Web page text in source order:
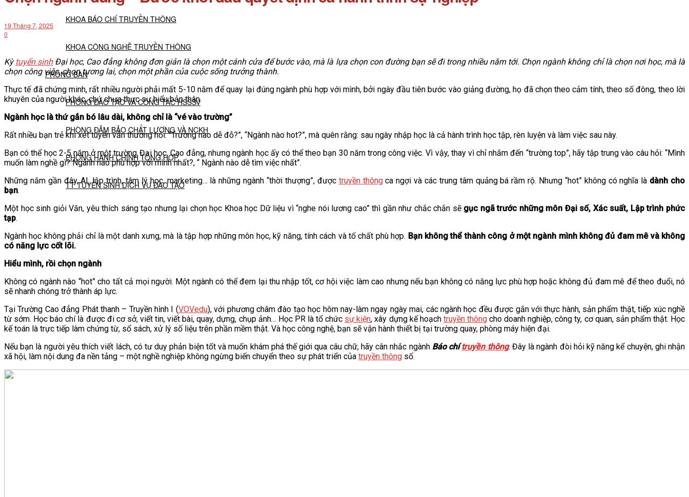
KHOA BÁO CHÍ TRUYỀN THÔNG
KHOA CÔNG NGHỆ TRUYỀN THÔNG
PHÒNG BAN
PHÒNG ĐÀO TẠO VÀ CÔNG TÁC HSSSV
PHÒNG ĐẢM BẢO CHẤT LƯỢNG VÀ NCKH
PHÒNG HÀNH CHÍNH TỔNG HỢP
TT TUYỂN SINH DỊCH VỤ ĐÀO TẠO
NGHIÊN CỨU KHOA HỌC
VĂN BẢN
THƯ VIỆN
19 Tháng 7, 2025
0
Kỳ tuyển sinhĐại học, Cao đẳng không đơn giản là chọn một cánh cửa để bước vào, mà là lựa chọn con đường bạn sẽ đi trong nhiều năm tới. Chọn ngành không chỉ là chọn nơi học, mà là
chọn công việc, chọn tương lai, chọn một phần của cuộc sống trưởng thành.
Thực tế đã chứng minh, rất nhiều người phải mất 5-10 năm để quay lại đúng ngành phù hợp với mình, bởi ngày đầu tiên bước vào giảng đường, họ đã chọn theo cảm tính, theo số đông, theo lời
khuyên của người khác, chứ chưa thực sự hiểu bản thân.
Ngành học là thứ gắn bó lâu dài, không chỉ là “vé vào trường”
Rất nhiều bạn trẻ khi xét tuyển vẫn thường hỏi: “Trường nào dễ đỗ?”, “Ngành nào hot?”, mà quên rằng: sau ngày nhập học là cả hành trình học tập, rèn luyện và làm việc sau này.
Bạn có thể học 2-5 năm ở một trường Đại học, Cao đẳng, nhưng ngành học ấy có thể theo bạn 30 năm trong công việc. Vì vậy, thay vì chỉ nhắm đến “trường top”, hãy tập trung vào câu hỏi: “Mình
muốn làm nghề gì? Ngành nào phù hợp với mình nhất?, “ Ngành nào dễ tìm việc nhất”.
Những năm gần đây, AI, lập trình, tâm lý học, marketing… là những ngành “thời thượng”, được truyền thôngca ngợi và các trung tâm quảng bá rầm rộ. Nhưng “hot” không có nghĩa là dành cho
bạn.
Một học sinh giỏi Văn, yêu thích sáng tạo nhưng lại chọn học Khoa học Dữ liệu vì “nghe nói lương cao” thì gần như chắc chắn sẽ gục ngã trước những môn Đại số, Xác suất, Lập trình phức
tạp.
Ngành học không phải chỉ là một danh xưng, mà là tập hợp những môn học, kỹ năng, tính cách và tố chất phù hợp. Bạn không thể thành công ở một ngành mình không đủ đam mê và không
có năng lực cốt lõi.
Hiểu mình, rồi chọn ngành
Không có ngành nào “hot” cho tất cả mọi người. Một ngành có thể đem lại thu nhập tốt, cơ hội việc làm cao nhưng nếu bạn không có năng lực phù hợp hoặc không đủ đam mê để theo đuổi, nó
sẽ nhanh chóng trở thành áp lực.
Tại Trường Cao đẳng Phát thanh – Truyền hình I (VOVedu), với phương châm đào tạo học hôm nay-làm ngay ngày mai, các ngành học đều được gắn với thực hành, sản phẩm thật, tiếp xúc nghề
từ sớm. Học báo chí là được đi cơ sở, viết tin, viết bài, quay, dựng, chụp ảnh… Học PR là tổ chức sự kiện, xây dựng kế hoạch truyền thôngcho doanh nghiệp, công ty, cơ quan, sản phẩm thật. Học
kế toán là trực tiếp làm chứng từ, sổ sách, xử lý số liệu trên phần mềm thật. Và học công nghệ, bạn sẽ vận hành thiết bị tại trường quay, phòng máy hiện đại.
Nếu bạn là người yêu thích viết lách, có tư duy phản biện tốt và muốn khám phá thế giới qua câu chữ, hãy cân nhắc ngành Báo chítruyền thông. Đây là ngành đòi hỏi kỹ năng kể chuyện, ghi nhận
xã hội, làm nội dung đa nền tảng – một nghề nghiệp không ngừng biến chuyển theo sự phát triển của truyền thông số.